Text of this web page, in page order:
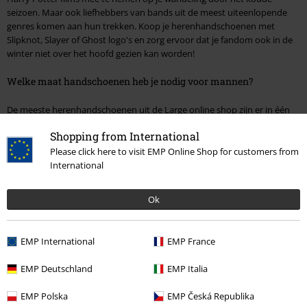
Shopping from International
Please click here to visit EMP Online Shop for customers from
International
Ok
EMP International EMP France
EMP Deutschland EMP Italia
EMP Polska EMP Česká Republika
seizoen. Maar ook liefhebbers van bands uit de meest uiteenlopende
genres komen aan hun trekken. Koop je herenhandschoenen met
Slipknot, Slayer of Ghost logo's en zorg ervoor dat je fandom ook in de
winter niet over het hoofd gezien kan worden!
Welke maat handschoenen heb je nodig voor mannen?
De meeste herenhandschoenen uit de Large online shop zijn er in één
hand aan en voelen aangenaam aan op de huid.
Daarom hoef je je geen zorgen te maken over maten of wat dan ook.
dragen.
Vergeet niet onze andere categorieën en de verscheidenheid aan
indrukwekkende selectie stijlvolle en geïndividualiseerde kleding en
rockabilly kleding